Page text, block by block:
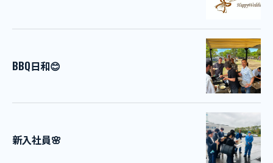
BBQ日和😊
新入社員🌸